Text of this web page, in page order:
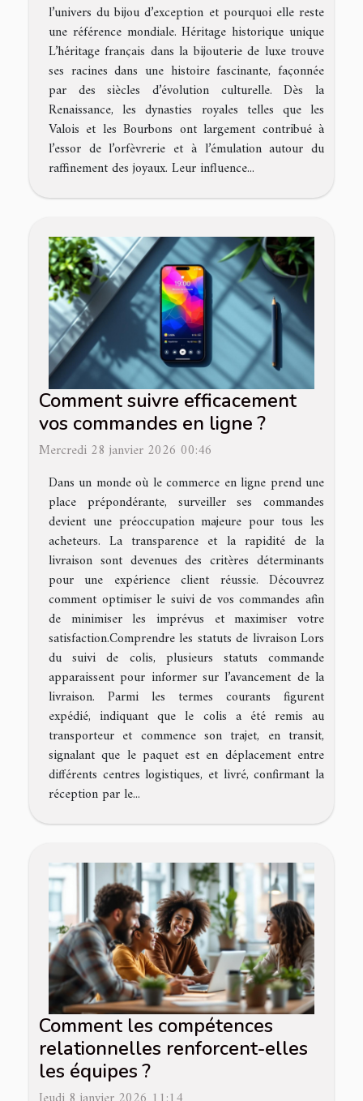
l’univers du bijou d’exception et pourquoi elle reste
une référence mondiale. Héritage historique unique
L’héritage français dans la bijouterie de luxe trouve
ses racines dans une histoire fascinante, façonnée
par des siècles d’évolution culturelle. Dès la
Renaissance, les dynasties royales telles que les
Valois et les Bourbons ont largement contribué à
l’essor de l’orfèvrerie et à l’émulation autour du
raffinement des joyaux. Leur influence...
Comment suivre efficacement
vos commandes en ligne ?
Mercredi 28 janvier 2026 00:46
Dans un monde où le commerce en ligne prend une
place prépondérante, surveiller ses commandes
devient une préoccupation majeure pour tous les
acheteurs. La transparence et la rapidité de la
livraison sont devenues des critères déterminants
pour une expérience client réussie. Découvrez
comment optimiser le suivi de vos commandes afin
de minimiser les imprévus et maximiser votre
satisfaction.Comprendre les statuts de livraison Lors
du suivi de colis, plusieurs statuts commande
apparaissent pour informer sur l’avancement de la
livraison. Parmi les termes courants figurent
expédié, indiquant que le colis a été remis au
transporteur et commence son trajet, en transit,
signalant que le paquet est en déplacement entre
différents centres logistiques, et livré, confirmant la
réception par le...
Comment les compétences
relationnelles renforcent-elles
les équipes ?